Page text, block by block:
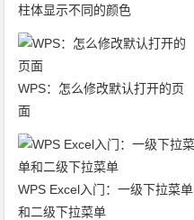
柱体显示不同的颜色
WPS：怎么修改默认打开的页
面
WPS Excel入门：一级下拉菜单
和二级下拉菜单